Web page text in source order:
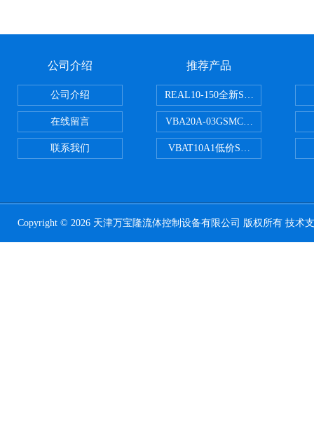
公司介绍
公司介绍
在线留言
联系我们
推荐产品
REAL10-150全新SMC正弦无杆缸
VBA20A-03GSMC增压阀VBA-
VBAT10A1低价SMC储气罐VBAT
Copyright © 2026 天津万宝隆流体控制设备有限公司 版权所有 技术